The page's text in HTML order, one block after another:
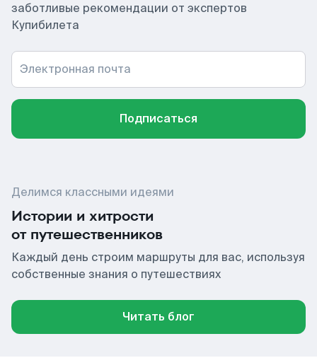
заботливые рекомендации от экспертов
Купибилета
Электронная почта
Подписаться
Делимся классными идеями
Истории и хитрости
от путешественников
Каждый день строим маршруты для вас, используя
собственные знания о путешествиях
Читать блог